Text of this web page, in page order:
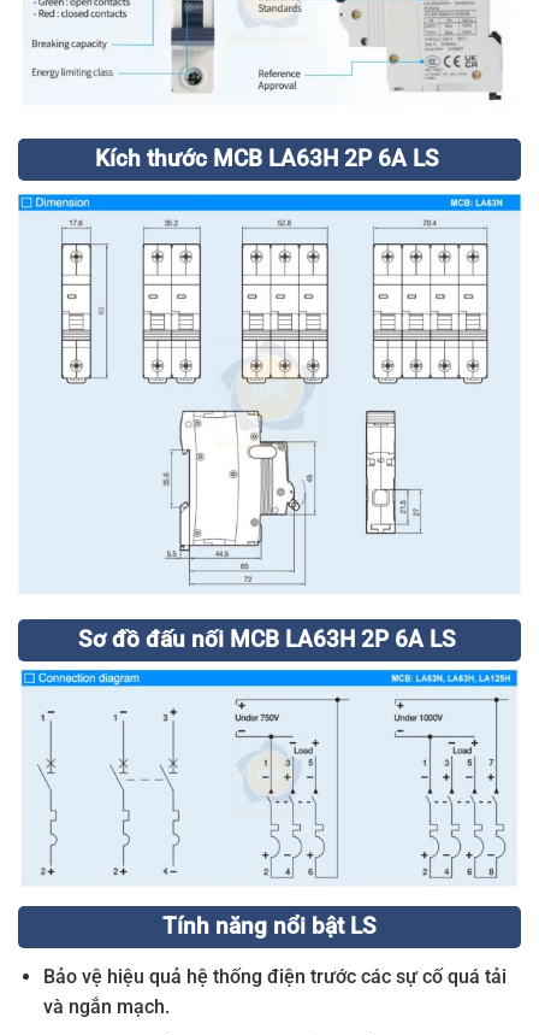
Kích thước MCB LA63H 2P 6A LS
Sơ đồ đấu nối MCB LA63H 2P 6A LS
Tính năng nổi bật LS
Bảo vệ hiệu quả hệ thống điện trước các sự cố quá tải
và ngắn mạch.